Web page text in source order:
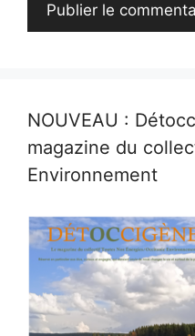
NOUVEAU :
magazine du
Environnement